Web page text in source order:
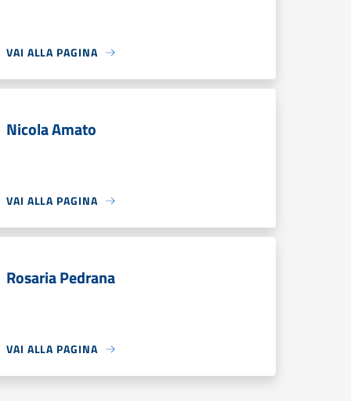
VAI ALLA PAGINA
Nicola Amato
VAI ALLA PAGINA
Rosaria Pedrana
VAI ALLA PAGINA